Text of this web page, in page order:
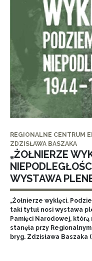
REGIONALNE CENTRUM
ZDZISŁAWA BASZAKA
„ŻOŁNIERZE
WYSTAWA
„Żołnierze wyklęci.
taki tytuł nosi wystawa
Pamięci Narodowej,
stanęła przy
bryg. Zdzisława Baszaka